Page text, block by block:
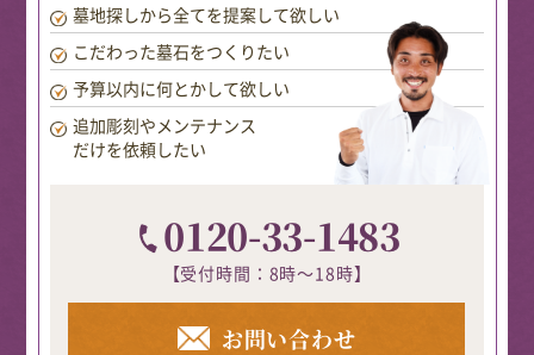
墓地探しから全てを提案して欲しい
こだわった墓石をつくりたい
予算以内に何とかして欲しい
追加彫刻やメンテナンス
だけを依頼したい
0120-33-1483
【受付時間：8時～18時】
お問い合わせ